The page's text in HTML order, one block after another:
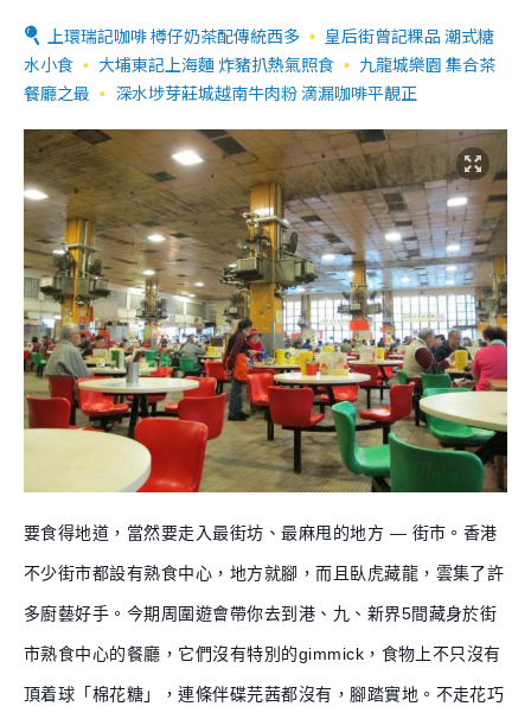
上環瑞記咖啡 樽仔奶茶配傳統西多
皇后街曾記粿品 潮式糖
水小食
大埔東記上海麵 炸豬扒熱氣照食
九龍城樂園 集合茶
餐廳之最
深水埗芽莊城越南牛肉粉 滴漏咖啡平靚正
要食得地道，當然要走入最街坊、最麻甩的地方 — 街市。香港
不少街市都設有熟食中心，地方就腳，而且臥虎藏龍，雲集了許
多廚藝好手。今期周圍遊會帶你去到港、九、新界5間藏身於街
市熟食中心的餐廳，它們沒有特別的gimmick，食物上不只沒有
頂着球「棉花糖」，連條伴碟芫茜都沒有，腳踏實地。不走花巧